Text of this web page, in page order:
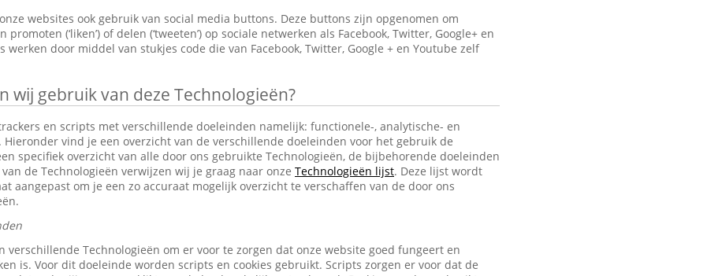
websites ook gebruik van social media buttons. Deze buttons zijn opgenomen om
promoten (‘liken’) of delen (‘tweeten’) op sociale netwerken als Facebook, Twitter, Google+ en
werken door middel van stukjes code die van Facebook, Twitter, Google + en Youtube zelf
wij gebruik van deze Technologieën?
en scripts met verschillende doeleinden namelijk: functionele-, analytische- en
vind je een overzicht van de verschillende doeleinden voor het gebruik de
specifiek overzicht van alle door ons gebruikte Technologieën, de bijbehorende doeleinden
de Technologieën verwijzen wij je graag naar onze Technologieën lijst. Deze lijst wordt
aangepast om je een zo accuraat mogelijk overzicht te verschaffen van de door ons
verschillende Technologieën om er voor te zorgen dat onze website goed fungeert en
is. Voor dit doeleinde worden scripts en cookies gebruikt. Scripts zorgen er voor dat de